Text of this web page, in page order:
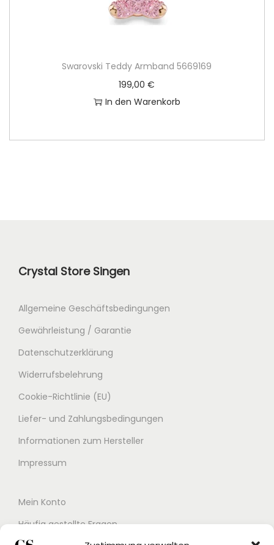
Swarovski Teddy Armband 5669169
199,00€
In den Warenkorb
Crystal Store Singen
Allgemeine Geschäftsbedingungen
Gewährleistung / Garantie
Datenschutzerklärung
Widerrufsbelehrung
Cookie-Richtlinie (EU)
Liefer- und Zahlungsbedingungen
Informationen zum Hersteller
Impressum
Mein Konto
Häufig gestellte Fragen